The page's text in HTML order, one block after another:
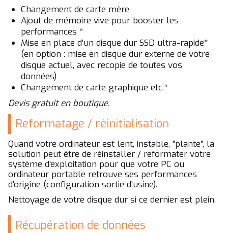
Changement de carte mère
Ajout de mémoire vive pour booster les
performances *
Mise en place d'un disque dur SSD ultra-rapide*
(en option : mise en disque dur externe de votre
disque actuel, avec recopie de toutes vos
données)
Changement de carte graphique etc.*
Devis gratuit en boutique.
Reformatage / réinitialisation
Quand votre ordinateur est lent, instable, "plante", la
solution peut être de réinstaller / reformater votre
système d'exploitation pour que votre PC ou
ordinateur portable retrouve ses performances
d'origine (configuration sortie d'usine).
Nettoyage de votre disque dur si ce dernier est plein.
Récupération de données